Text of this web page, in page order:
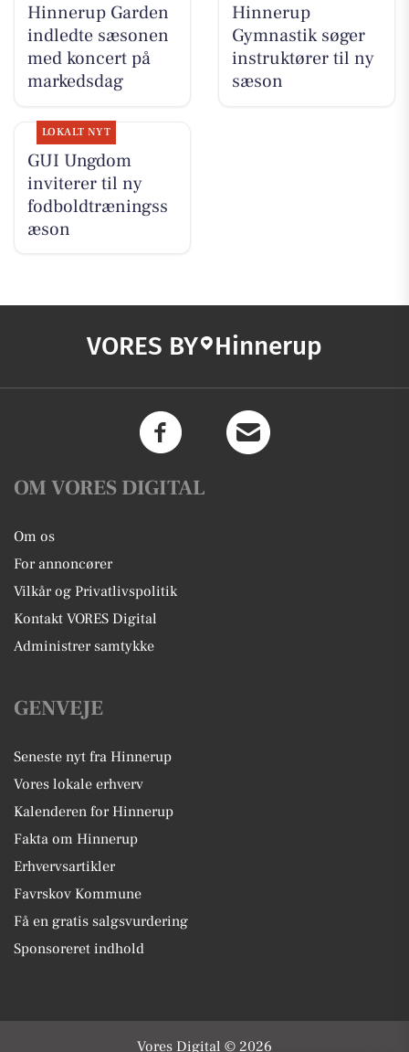
Hinnerup Garden
indledte sæsonen
med koncert på
markedsdag
Hinnerup
Gymnastik søger
instruktører til ny
sæson
LOKALT NYT
GUI Ungdom
inviterer til ny
fodboldtræningss
æson
VORES BY Hinnerup
OM VORES DIGITAL
Om os
For annoncører
Vilkår og Privatlivspolitik
Kontakt VORES Digital
Administrer samtykke
GENVEJE
Seneste nyt fra Hinnerup
Vores lokale erhverv
Kalenderen for Hinnerup
Fakta om Hinnerup
Erhvervsartikler
Favrskov Kommune
Få en gratis salgsvurdering
Sponsoreret indhold
Vores Digital © 2026